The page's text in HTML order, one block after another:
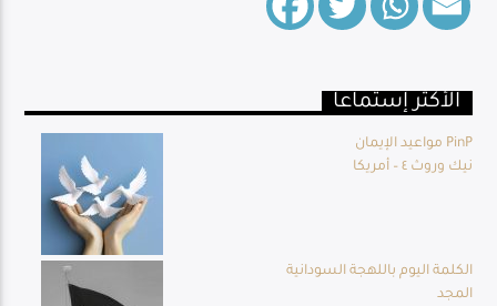
الأكثر إستماعا
مواعيد الإيمان PinP
نيك وروث ٤ – أمريكا
الكلمة اليوم باللهجة السودانية
المجد